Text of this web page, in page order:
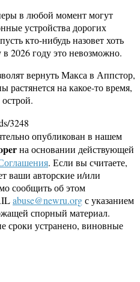
в любой момент могут
устройства дорогих
кто-нибудь назовет хоть
2026 году это невозможно.
вернуть Макса в Аппстор,
растянется на какое-то время,
3248
опубликован в нашем
на основании действующей
. Если вы считаете,
ваши авторские и/или
сообщить об этом
abuse@newru.orgс указанием
спорный материал.
сроки устранено, виновные